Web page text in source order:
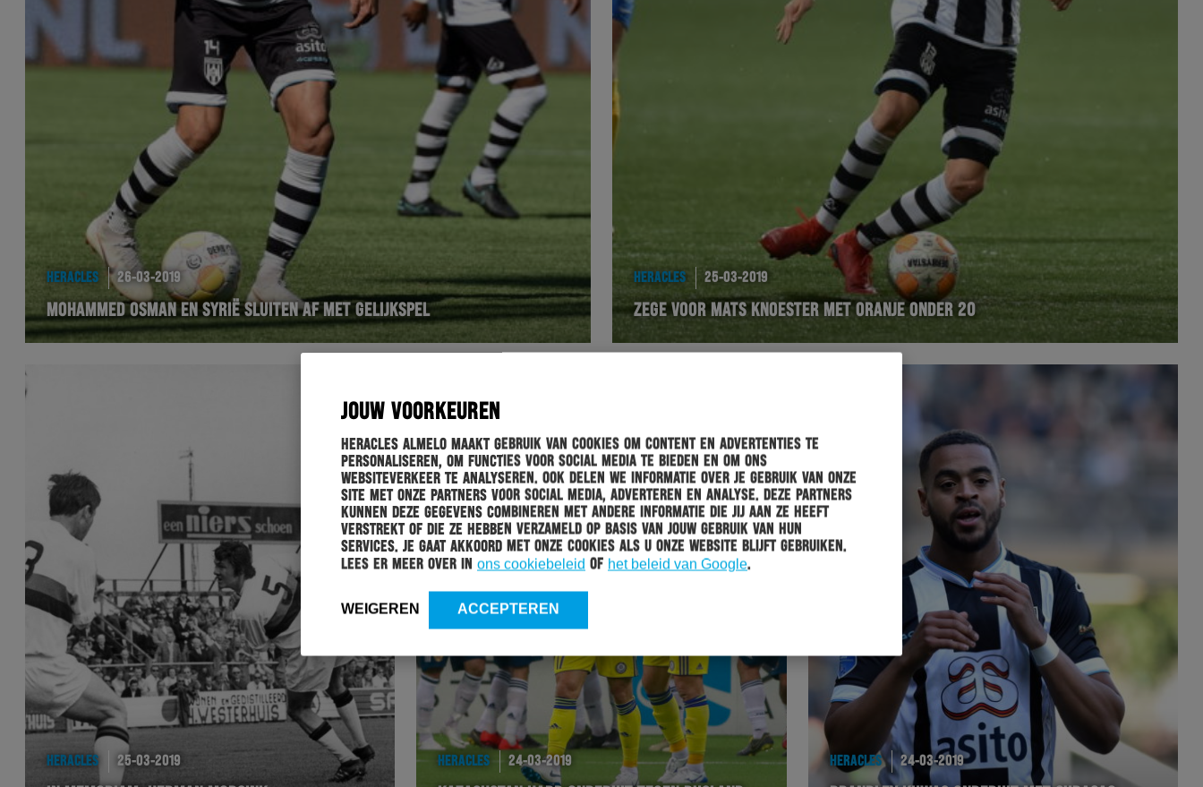
JOUW VOORKEUREN
Heracles Almelo maakt gebruik van cookies om content en advertenties te
personaliseren, om functies voor social media te bieden en om ons
websiteverkeer te analyseren. Ook delen we informatie over je gebruik van onze
site met onze partners voor social media, adverteren en analyse. Deze partners
kunnen deze gegevens combineren met andere informatie die jij aan ze heeft
verstrekt of die ze hebben verzameld op basis van jouw gebruik van hun
services. Je gaat akkoord met onze cookies als u onze website blijft gebruiken.
Lees er meer over in ons cookiebeleid of het beleid van Google.
WEIGEREN ACCEPTEREN
HERACLES 26-03-2019
MOHAMMED OSMAN EN SYRIË SLUITEN AF MET GELIJKSPEL
HERACLES 25-03-2019
ZEGE VOOR MATS KNOESTER MET ORANJE ONDER 20
HERACLES 25-03-2019 HERACLES 24-03-2019 HERACLES 24-03-2019